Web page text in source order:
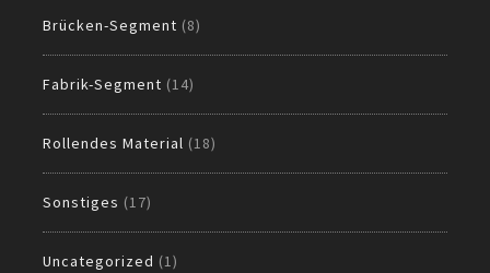
Brücken-Segment (8)
Fabrik-Segment (14)
Rollendes Material (18)
Sonstiges (17)
Uncategorized (1)